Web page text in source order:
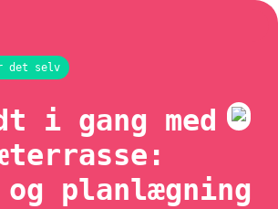
det selv
i gang med
og planlægning